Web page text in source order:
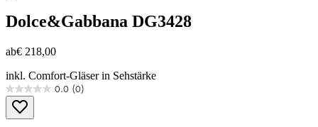
Dolce&Gabbana DG3428
ab€ 218,00
inkl. Comfort-Gläser in Sehstärke
0.0 (0)
0.0
von
5